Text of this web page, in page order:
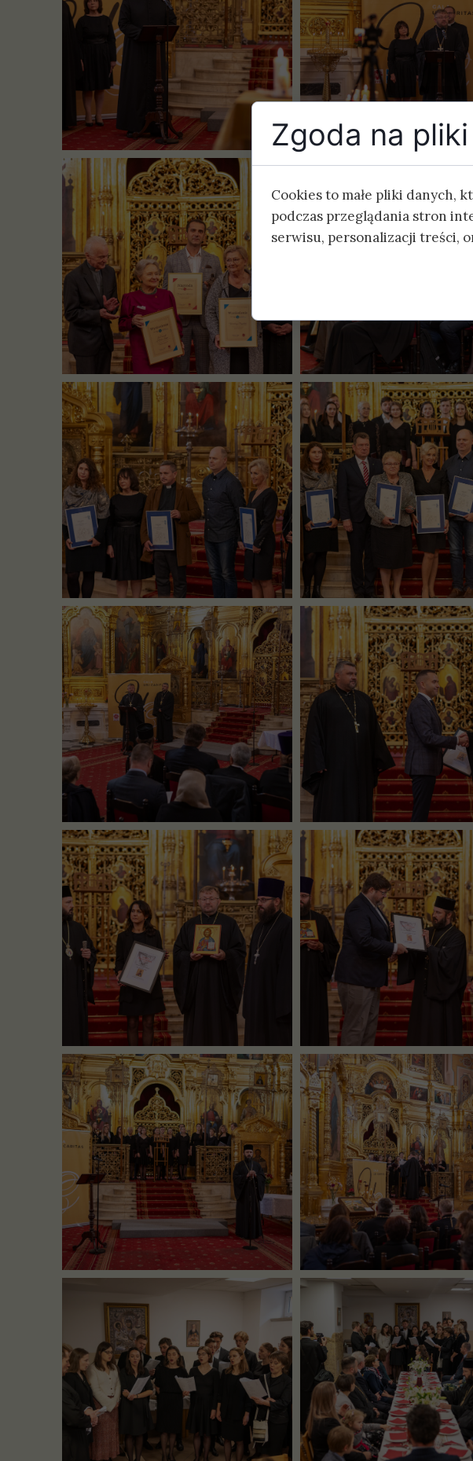
Zgoda na
Cookies to małe pliki danych,
podczas przeglądania stron
serwisu, personalizacji treści,